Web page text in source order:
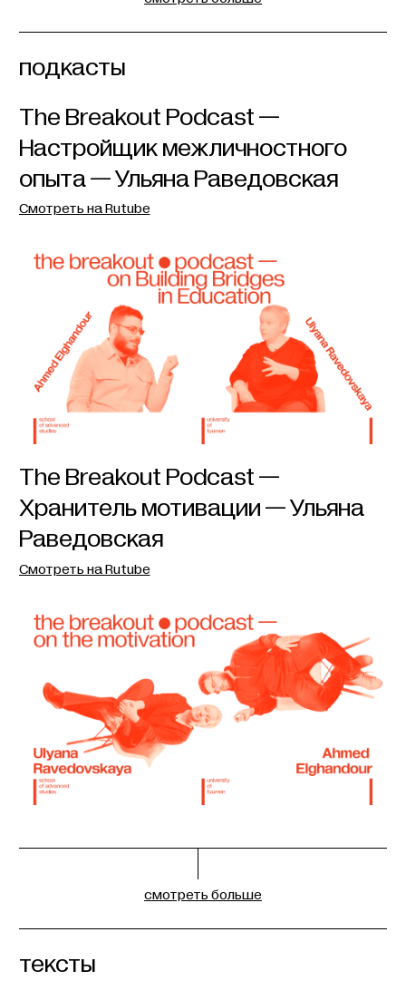
подкасты
The Breakout Podcast —
Настройщик межличностного
опыта — Ульяна Раведовская
Смотреть на Rutube
The Breakout Podcast —
Хранитель мотивации — Ульяна
Раведовская
Смотреть на Rutube
смотреть больше
тексты